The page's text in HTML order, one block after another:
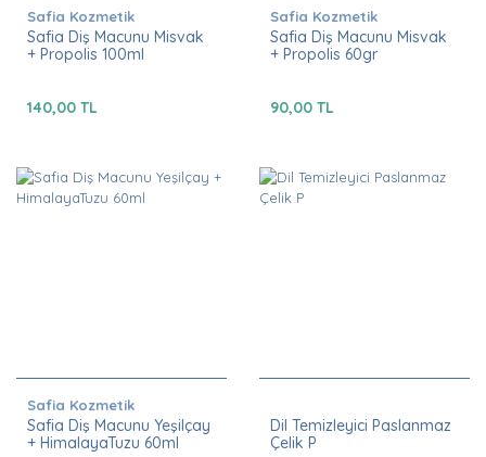
Safia Kozmetik
Safia Diş Macunu Misvak
+ Propolis 100ml
140,00 TL
Safia Kozmetik
Safia Diş Macunu Misvak
+ Propolis 60gr
90,00 TL
Safia Kozmetik
Safia Diş Macunu Yeşilçay
+ HimalayaTuzu 60ml
Dil Temizleyici Paslanmaz
Çelik P